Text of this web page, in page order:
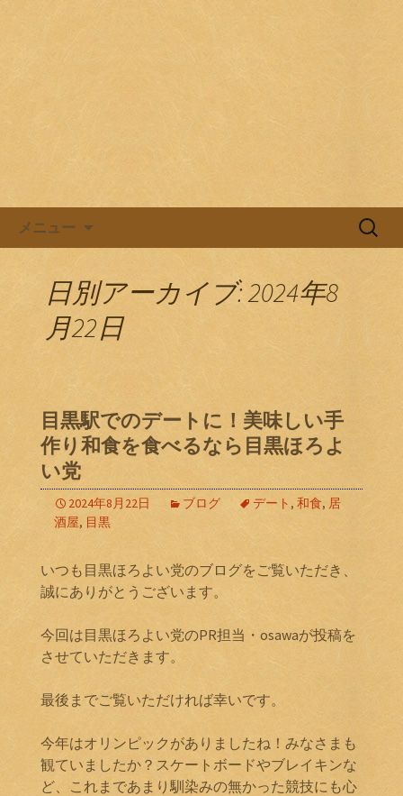
メニュー
検
日別アーカイブ: 2024年8
月22日
目黒駅でのデートに！美味しい手
作り和食を食べるなら目黒ほろよ
い党
2024年8月22日 ブログ デート , 和食, 居
酒屋, 目黒
いつも目黒ほろよい党のブログをご覧いただき、
誠にありがとうございます。
今回は目黒ほろよい党のPR担当・osawaが投稿を
させていただきます。
最後までご覧いただければ幸いです。
今年はオリンピックがありましたね！みなさまも
観ていましたか？スケートボードやブレイキンな
ど、これまであまり馴染みの無かった競技にも心